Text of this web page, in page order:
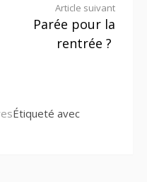
Article suivant
Parée pour la
rentrée ?
Étiqueté avec